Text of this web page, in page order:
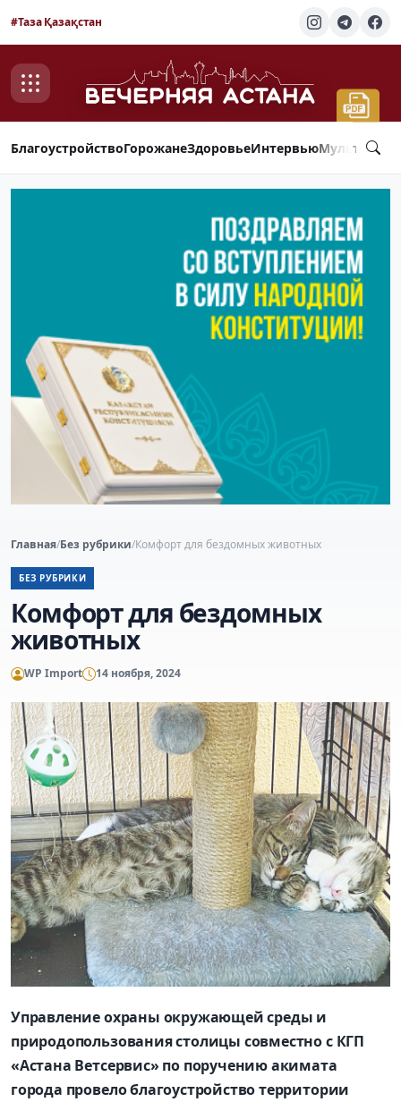
#Таза Қазақстан
БлагоустройствоГорожанеЗдоровьеИнтервью
Главная/Без рубрики/Комфорт для бездомных животных
БЕЗ РУБРИКИ
Комфорт для бездомных
животных
WP Import 14 ноября, 2024
Управление охраны окружающей среды и
природопользования столицы совместно c КГП
«Астана Ветсервис» по поручению акимата
города провело благоустройство территории